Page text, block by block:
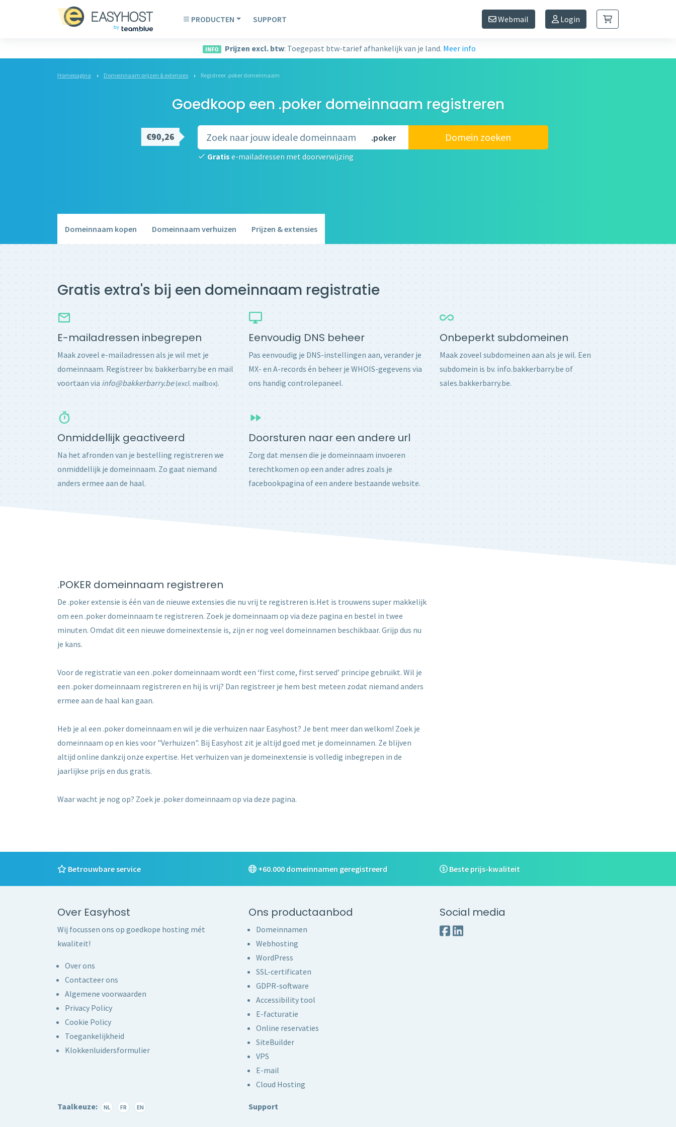
PRODUCTEN SUPPORT Webmail Login
INFO Prijzen excl. btw: Toegepast btw-tarief afhankelijk van je land. Meer info
Homepagina Domeinnaam prijzen & extensies Registreer .poker domeinnaam
Goedkoop een .poker domeinnaam registreren
€90,26 .poker
Gratise-mailadressen met doorverwijzing
Domein zoeken
Domeinnaam kopen Domeinnaam verhuizen Prijzen & extensies
Gratis extra's bij een domeinnaam registratie
E-mailadressen inbegrepen
Maak zoveel e-mailadressen als je wil met je
domeinnaam. Registreer bv. bakkerbarry.be en mail
voortaan via info@bakkerbarry.be(excl. mailbox).
Eenvoudig DNS beheer
Pas eenvoudig je DNS-instellingen aan, verander je
MX- en A-records én beheer je WHOIS-gegevens via
ons handig controlepaneel.
Onbeperkt subdomeinen
Maak zoveel subdomeinen aan als je wil. Een
subdomein is bv. info.bakkerbarry.be of
sales.bakkerbarry.be.
Onmiddellijk geactiveerd
Na het afronden van je bestelling registreren we
onmiddellijk je domeinnaam. Zo gaat niemand
anders ermee aan de haal.
Doorsturen naar een andere url
Zorg dat mensen die je domeinnaam invoeren
terechtkomen op een ander adres zoals je
facebookpagina of een andere bestaande website.
.POKER domeinnaam registreren
De .poker extensie is één van de nieuwe extensies die nu vrij te registreren is.Het is trouwens super makkelijk
om een .poker domeinnaam te registreren. Zoek je domeinnaam op via deze pagina en bestel in twee
minuten. Omdat dit een nieuwe domeinextensie is, zijn er nog veel domeinnamen beschikbaar. Grijp dus nu
je kans.
Voor de registratie van een .poker domeinnaam wordt een ‘first come, first served’ principe gebruikt. Wil je
een .poker domeinnaam registreren en hij is vrij? Dan registreer je hem best meteen zodat niemand anders
ermee aan de haal kan gaan.
Heb je al een .poker domeinnaam en wil je die verhuizen naar Easyhost? Je bent meer dan welkom! Zoek je
domeinnaam op en kies voor "Verhuizen". Bij Easyhost zit je altijd goed met je domeinnamen. Ze blijven
altijd online dankzij onze expertise. Het verhuizen van je domeinextensie is volledig inbegrepen in de
jaarlijkse prijs en dus gratis.
Waar wacht je nog op? Zoek je .poker domeinnaam op via deze pagina.
Betrouwbare service +60.000 domeinnamen geregistreerd Beste prijs-kwaliteit
Over Easyhost
Wij focussen ons op goedkope hosting mét
kwaliteit!
Over ons
Contacteer ons
Algemene voorwaarden
Privacy Policy
Cookie Policy
Toegankelijkheid
Klokkenluidersformulier
Ons productaanbod
Domeinnamen
Webhosting
WordPress
SSL-certificaten
GDPR-software
Accessibility tool
E-facturatie
Online reservaties
SiteBuilder
VPS
E-mail
Cloud Hosting
Social media
Taalkeuze: NL FR EN Support